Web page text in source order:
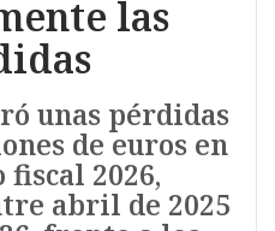
las
unas pérdidas
de euros en
2026,
abril de 2025